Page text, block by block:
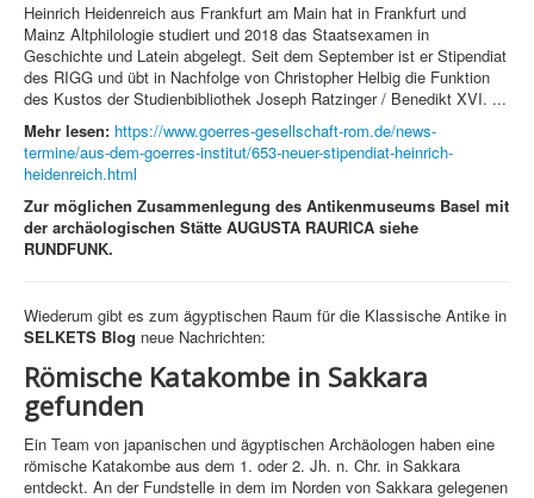
Heinrich Heidenreich aus Frankfurt am Main hat in Frankfurt und
Mainz Altphilologie studiert und 2018 das Staatsexamen in
Geschichte und Latein abgelegt. Seit dem September ist er Stipendiat
des RIGG und übt in Nachfolge von Christopher Helbig die Funktion
des Kustos der Studienbibliothek Joseph Ratzinger / Benedikt XVI. ...
Mehr lesen: https://www.goerres-gesellschaft-rom.de/news-
termine/aus-dem-goerres-institut/653-neuer-stipendiat-heinrich-
heidenreich.html
Zur möglichen Zusammenlegung des Antikenmuseums Basel mit
der archäologischen Stätte AUGUSTA RAURICA siehe
RUNDFUNK.
Wiederum gibt es zum ägyptischen Raum für die Klassische Antike in
SELKETS Blog neue Nachrichten:
Römische Katakombe in Sakkara
gefunden
Ein Team von japanischen und ägyptischen Archäologen haben eine
römische Katakombe aus dem 1. oder 2. Jh. n. Chr. in Sakkara
entdeckt. An der Fundstelle in dem im Norden von Sakkara gelegenen